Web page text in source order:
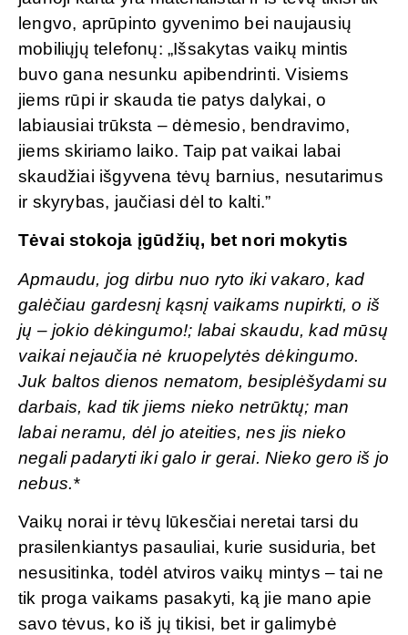
lengvo, aprūpinto gyvenimo bei naujausių
mobiliųjų telefonų: „Išsakytas vaikų mintis
buvo gana nesunku apibendrinti. Visiems
jiems rūpi ir skauda tie patys dalykai, o
labiausiai trūksta – dėmesio, bendravimo,
jiems skiriamo laiko. Taip pat vaikai labai
skaudžiai išgyvena tėvų barnius, nesutarimus
ir skyrybas, jaučiasi dėl to kalti.”
Tėvai stokoja įgūdžių, bet nori mokytis
Apmaudu, jog dirbu nuo ryto iki vakaro, kad
galėčiau gardesnį kąsnį vaikams nupirkti, o iš
jų – jokio dėkingumo!; labai skaudu, kad mūsų
vaikai nejaučia nė kruopelytės dėkingumo.
Juk baltos dienos nematom, besiplėšydami su
darbais, kad tik jiems nieko netrūktų; man
labai neramu, dėl jo ateities, nes jis nieko
negali padaryti iki galo ir gerai. Nieko gero iš jo
nebus.*
Vaikų norai ir tėvų lūkesčiai neretai tarsi du
prasilenkiantys pasauliai, kurie susiduria, bet
nesusitinka, todėl atviros vaikų mintys – tai ne
tik proga vaikams pasakyti, ką jie mano apie
savo tėvus, ko iš jų tikisi, bet ir galimybė